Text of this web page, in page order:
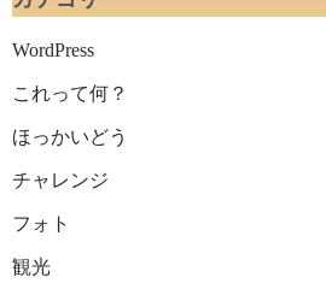
WordPress
これって何？
ほっかいどう
チャレンジ
フォト
観光